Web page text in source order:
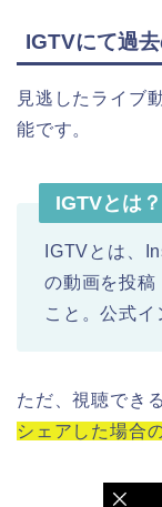
IGTVにて過
見逃したライブ
能です。
IGTVとは？
IGTVとは、
の動画を投稿
こと。公式イ
ただ、視聴でき
シェアした場合